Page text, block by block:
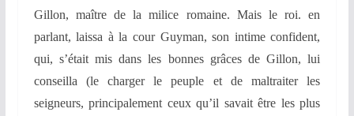
Gillon, maître de la milice romaine. Mais le roi. en
parlant,laissa à la cour Guyman, son intime confident,
qui, s’était mis dans les bonnes grâces de Gillon, lui
conseilla (le charger le peuple et de maltraiter les
seigneurs, principalement ceux qu’il savait être les plus